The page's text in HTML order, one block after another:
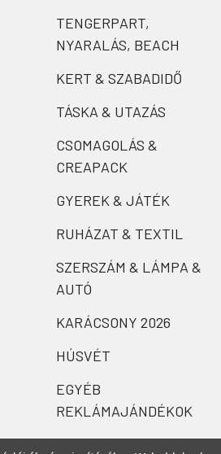
TENGERPART,
NYARALÁS, BEACH
KERT & SZABADIDŐ
TÁSKA & UTAZÁS
CSOMAGOLÁS &
CREAPACK
GYEREK & JÁTÉK
RUHÁZAT & TEXTIL
SZERSZÁM & LÁMPA &
AUTÓ
KARÁCSONY 2026
HÚSVÉT
EGYÉB
REKLÁMAJÁNDÉKOK